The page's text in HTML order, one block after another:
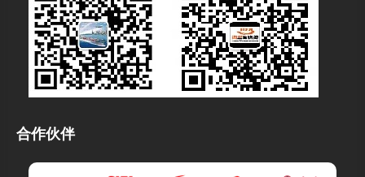
合作伙伴